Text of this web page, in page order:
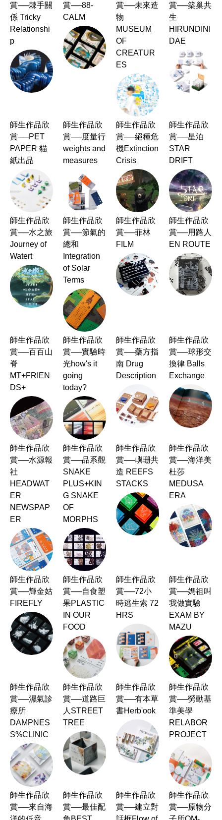
賞──棘手關
係 Tricky
Relationshi
p
賞──88-
CALM
賞──未來造
物
MUSEUM
OF
CREATUR
ES
賞──築巢共
生
HIRUNDINI
DAE
師生作品欣
賞──PET
PAPER 貓
紙出品
師生作品欣
賞──度量行
weights and
measures
師生作品欣
賞──絕種危
機Extinction
Crisis
師生作品欣
賞──星泊
STAR
DRIFT
師生作品欣
賞──水之旅
Journey of
Watert
師生作品欣
賞──節氣的
總和
Integration
of Solar
Terms
師生作品欣
賞──菲林
FILM
師生作品欣
賞──用路人
EN ROUTE
師生作品欣
賞──百百山
脊
MT+FRIEN
DS+
師生作品欣
賞──實驗時
光how's it
going
today?
師生作品欣
賞──藥方指
南 Drug
Description
師生作品欣
賞──球形交
換律 Balls
Exchange
師生作品欣
賞──水源報
社
HEADWAT
ER
NEWSPAP
ER
師生作品欣
賞──品系觀
SNAKE
PLUS+KIN
G SNAKE
OF
MORPHS
師生作品欣
賞──嶼珊共
造 REEFS
STACKS
師生作品欣
賞──海洋美
杜莎
MEDUSA
ERA
師生作品欣
賞──輝金姑
FIREFLY
師生作品欣
賞──自食塑
果PLASTIC
IN OUR
FOOD
師生作品欣
賞──72小
時逃生索 72
HRS
師生作品欣
賞──媽祖叫
我做實驗
EXAM BY
MAZU
師生作品欣
賞──濕氣診
療所
DAMPNES
S%CLINIC
師生作品欣
賞──道路巨
人STREET
TREE
師生作品欣
賞──有本草
書Herb'ook
師生作品欣
賞──勞動基
準美學
RELABOR
PROJECT
師生作品欣
賞──來自海
師生作品欣
賞──最佳配
師生作品欣
賞──建立對
師生作品欣
賞──原物分